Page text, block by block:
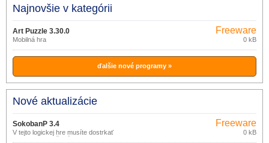
Najnovšie v kategórii
Art Puzzle 3.30.0
Mobilná hra
Freeware
0 kB
ďalšie nové programy »
Nové aktualizácie
SokobanP 3.4
V tejto logickej hre musíte dostrkať
debny na označené miesta.
Freeware
0 kB